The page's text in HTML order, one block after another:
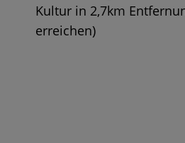
Kultur in 2,7km
erreichen)